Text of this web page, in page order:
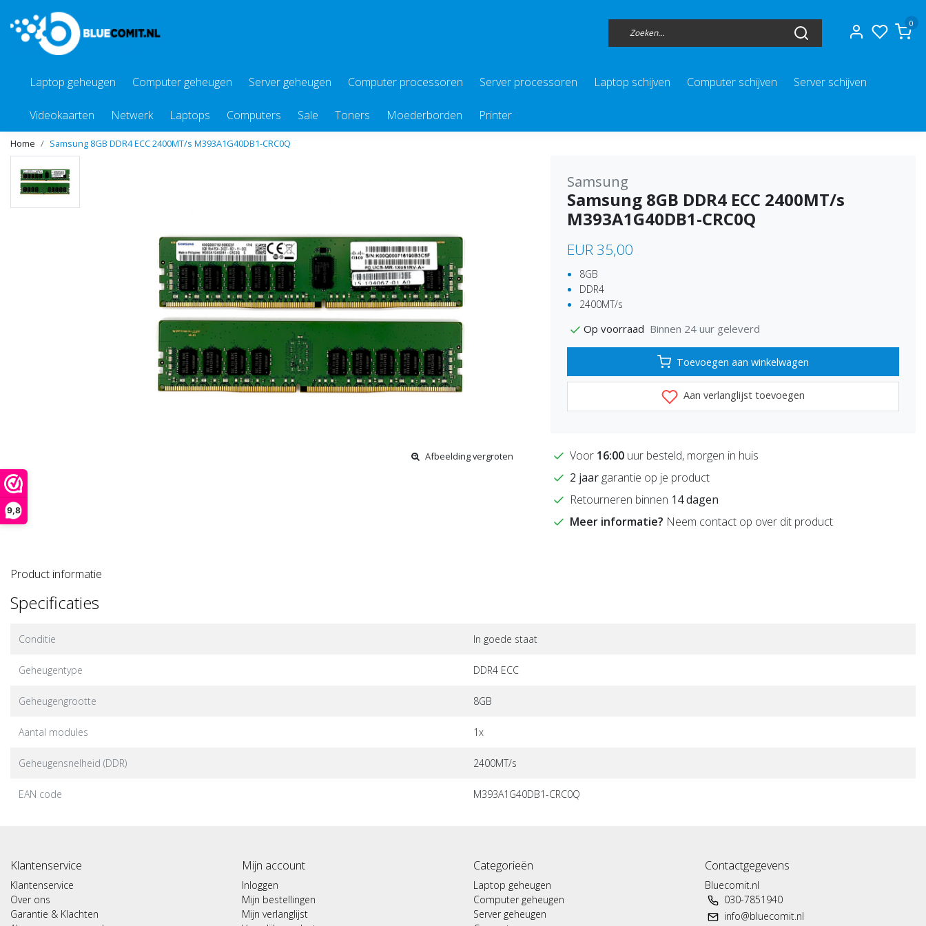
9,8
0
Laptop geheugen Computer geheugen Server geheugen Computer processoren Server processoren Laptop schijven Computer schijven Server schijven
Videokaarten Netwerk Laptops Computers Sale Toners Moederborden Printer
Home Samsung 8GB DDR4 ECC 2400MT/s M393A1G40DB1-CRC0Q
Afbeelding vergroten
Samsung
Samsung 8GB DDR4 ECC 2400MT/s
M393A1G40DB1-CRC0Q
EUR 35,00
8GB
DDR4
2400MT/s
Op voorraad Binnen 24 uur geleverd
Toevoegen aan winkelwagen
Aan verlanglijst toevoegen
Voor 16:00 uur besteld, morgen in huis
2 jaar garantie op je product
Retourneren binnen 14 dagen
Meer informatie? Neem contact op over dit product
Product informatie
Specificaties
Conditie In goede staat
Geheugentype DDR4 ECC
Geheugengrootte 8GB
Aantal modules 1x
Geheugensnelheid (DDR) 2400MT/s
EAN code M393A1G40DB1-CRC0Q
Klantenservice
Klantenservice
Over ons
Garantie & Klachten
Mijn account
Inloggen
Mijn bestellingen
Mijn verlanglijst
Categorieën
Laptop geheugen
Computer geheugen
Server geheugen
Contactgegevens
Bluecomit.nl
030-7851940
info@bluecomit.nl